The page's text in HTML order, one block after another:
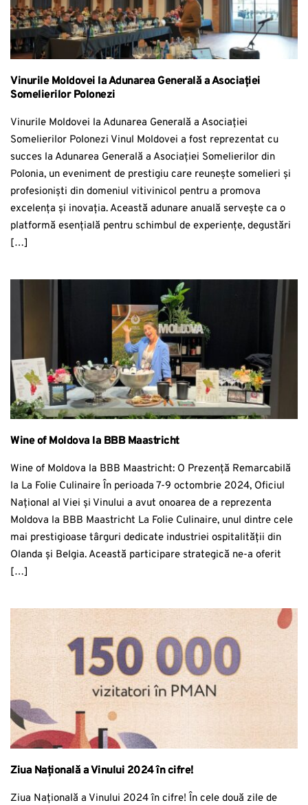
Vinurile Moldovei la Adunarea Generală a Asociației
Somelierilor Polonezi
Vinurile Moldovei la Adunarea Generală a Asociației
Somelierilor Polonezi Vinul Moldovei a fost reprezentat cu
succes la Adunarea Generală a Asociației Somelierilor din
Polonia, un eveniment de prestigiu care reunește somelieri și
profesioniști din domeniul vitivinicol pentru a promova
excelența și inovația. Această adunare anuală servește ca o
platformă esențială pentru schimbul de experiențe, degustări
[…]
Wine of Moldova la BBB Maastricht
Wine of Moldova la BBB Maastricht: O Prezență Remarcabilă
la La Folie Culinaire În perioada 7-9 octombrie 2024, Oficiul
Național al Viei și Vinului a avut onoarea de a reprezenta
Moldova la BBB Maastricht La Folie Culinaire, unul dintre cele
mai prestigioase târguri dedicate industriei ospitalității din
Olanda și Belgia. Această participare strategică ne-a oferit
[…]
Ziua Națională a Vinului 2024 în cifre!
Ziua Națională a Vinului 2024 în cifre! În cele două zile de